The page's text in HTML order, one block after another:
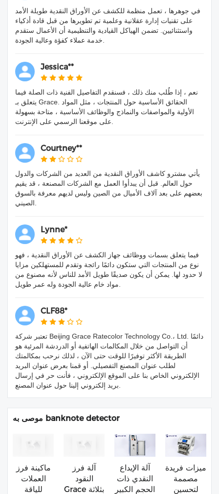
في جوهرها ، تعمل منظمة للكشف عن الأوراق النقدية طويلة الأمد
على تقنيات إدارة عقلانية وعلمية تم تطويرها من قبل قادة أذكياء
واستثنائيين. تضمن الهياكل القيادية والتنظيمية أن الأعمال ستقدم
Jessica**
نعم ، إذا طُلب منك ذلك ، فسنقدم التفاصيل الفنية ذات الصلة فيما
يتعلق بـ Grace. الحقائق الأساسية حول المنتجات ، مثل المواد
الأولية والمواصفات والنماذج والوظائف الأساسية ، متاحة بسهولة
Courtney**
يأتي مشترو كاشف الأوراق النقدية من العديد من الشركات والدول
حول العالم. قبل أن يبدأوا العمل مع الشركات المصنعة ، قد يقيم
بعضهم على بعد آلاف الأميال من الصين وليس لديهم معرفة بالسوق
Lynne*
فيما يتعلق بسمات ووظائف جهاز الكشف عن الأوراق النقدية ، فهو
نوع من المنتجات التي ستكون دائمًا رائجة وتقدم للمستهلكين مزايا
لا حدود لها. يمكن أن يكون صديقًا طويل الأمد للناس لأنه مصنوع من
CLF88*
تعتبر شركة Beijing Grace Ratecolor Technology Co.، Ltd. دائمًا
أن التواصل من خلال المكالمات الهاتفية أو الدردشة المرئية هو
الطريقة الأكثر توفيرًا للوقت حتى الآن ، لذلك نرحب بمكالمتك
لطلب عنوان المصنع التفصيلي. أو قمنا بعرض عنوان البريد
الإلكتروني الخاص بنا على الموقع الإلكتروني ، فأنت حر في إرسال
موصى به banknote detector
ماكينة فرز
العملات
للياقة
آلة فرز
النقود
Grace بثلاثة
آلة الإيداع
النقدي ذات
الحجم الكبير
ميزات فريدة
مصممة
لتحسين